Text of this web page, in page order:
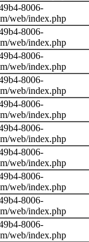
8006-
web/index.php
8006-
web/index.php
8006-
web/index.php
8006-
web/index.php
8006-
web/index.php
8006-
web/index.php
8006-
web/index.php
8006-
web/index.php
8006-
web/index.php
8006-
web/index.php